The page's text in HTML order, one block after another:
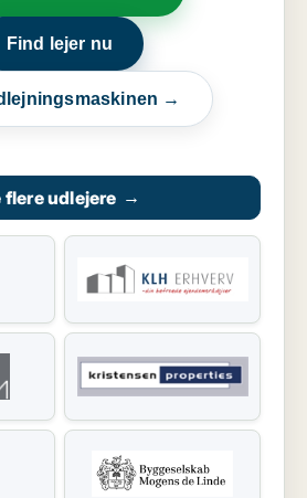
Find lejer nu
→
flere udlejere →